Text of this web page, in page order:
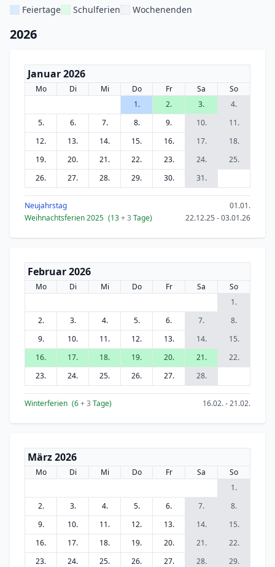
Feiertage Schulferien Wochenenden
2026
Januar 2026
Mo Di Mi Do Fr Sa
So
1.
2. 3.
4.
5.
6. 7. 8. 9. 10.
11.
12.
13. 14. 15. 16. 17.
18.
19.
20. 21. 22. 23. 24.
25.
26.
27. 28. 29. 30. 31.
Neujahrstag
01.01.
Weihnachtsferien 2025 (13+ 3 Tage) 22.12.25 - 03.01.26
Februar 2026
Mo Di Mi Do Fr Sa
So
1.
2.
3. 4. 5. 6. 7.
8.
9.
10. 11. 12. 13. 14.
15.
16.
17. 18. 19. 20. 21.
22.
23.
24. 25. 26. 27. 28.
Winterferien (6+ 3 Tage) 16.02. - 21.02.
März 2026
Mo Di Mi Do Fr Sa
So
1.
2.
3. 4. 5. 6. 7.
8.
9.
10. 11. 12. 13. 14.
15.
16.
17. 18. 19. 20. 21.
22.
23.
24. 25. 26. 27. 28.
29.